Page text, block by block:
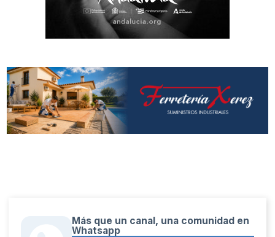
Más que un canal, una comunidad en
Whatsapp